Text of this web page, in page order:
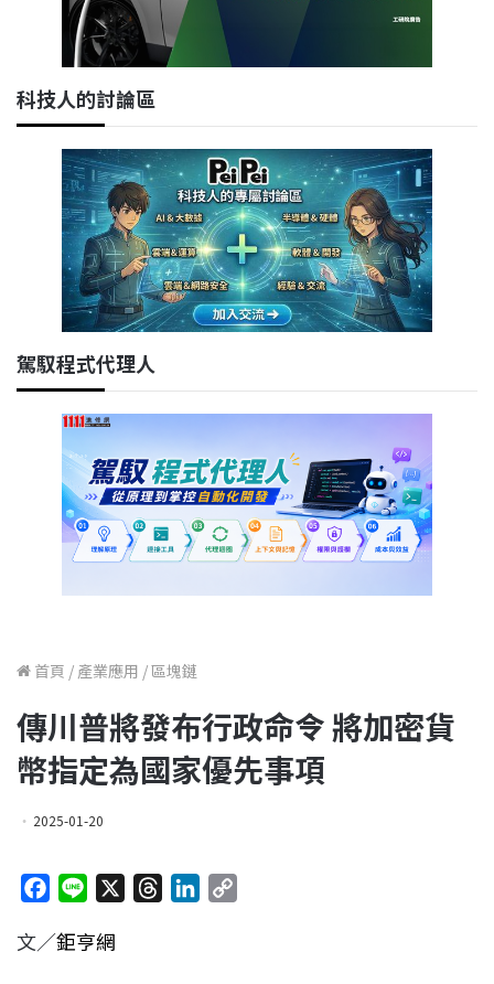
科技人的討論區
駕馭程式代理人